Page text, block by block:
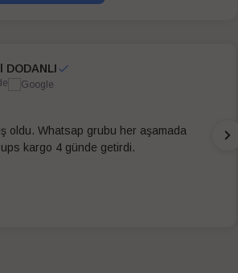
DODANLI
oldu. Whatsap grubu her aşamada
kargo 4 günde getirdi.